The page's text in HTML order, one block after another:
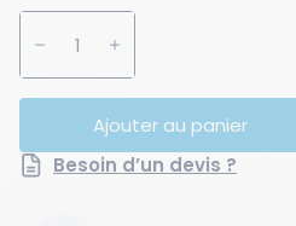
Augmenter la quantité
Ajouter au panier
Besoin d’un devis ?